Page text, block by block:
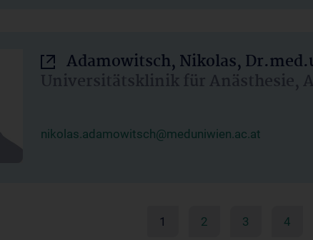
Adamowitsch, Nikolas,
Universitätsklinik für Anästhesie,
nikolas.adamowitsch@meduniwien.ac.at
1 2 3 4